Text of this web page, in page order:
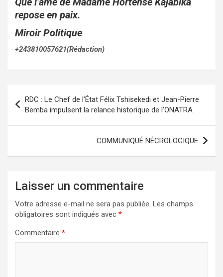
repose en paix.
Miroir Politique
+243810057621(Rédaction)
de
l’article
RDC : Le Chef de l’État Félix Tshisekedi et Jean-Pierre
Bemba impulsent la relance historique de l’ONATRA
COMMUNIQUÉ NÉCROLOGIQUE
Laisser un commentaire
Votre adresse e-mail ne sera pas publiée. Les champs
obligatoires sont indiqués avec *
Commentaire *